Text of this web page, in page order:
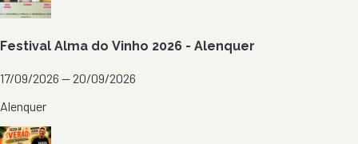
Festival Alma do Vinho 2026 - Alenquer
17/09/2026 — 20/09/2026
Alenquer